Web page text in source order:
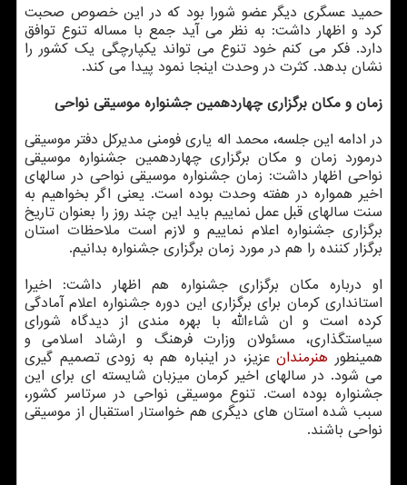
حمید عسگری دیگر عضو شورا بود که در این خصوص صحبت
کرد و اظهار داشت: به نظر می آید جمع با مساله تنوع توافق
دارد. فکر می کنم خود تنوع می تواند یکپارچگی یک کشور را
نشان بدهد. کثرت در وحدت اینجا نمود پیدا می کند.
زمان و مکان برگزاری چهاردهمین جشنواره موسیقی نواحی
در ادامه این جلسه، محمد اله یاری فومنی مدیرکل دفتر موسیقی
درمورد زمان و مکان برگزاری چهاردهمین جشنواره موسیقی
نواحی اظهار داشت: زمان جشنواره موسیقی نواحی در سالهای
اخیر همواره در هفته وحدت بوده است. یعنی اگر بخواهیم به
سنت سالهای قبل عمل نماییم باید این چند روز را بعنوان تاریخ
برگزاری جشنواره اعلام نماییم و لازم است ملاحظات استان
برگزار کننده را هم در مورد زمان برگزاری جشنواره بدانیم.
او درباره مکان برگزاری جشنواره هم اظهار داشت: اخیرا
استانداری کرمان برای برگزاری این دوره جشنواره اعلام آمادگی
کرده است و ان شاءالله با بهره مندی از دیدگاه شورای
سیاستگذاری، مسئولان وزارت فرهنگ و ارشاد اسلامی و
همینطور هنرمندانعزیز، در اینباره هم به زودی تصمیم گیری
می شود. در سالهای اخیر کرمان میزبان شایسته ای برای این
جشنواره بوده است. تنوع موسیقی نواحی در سرتاسر کشور،
سبب شده استان های دیگری هم خواستار استقبال از موسیقی
نواحی باشند.